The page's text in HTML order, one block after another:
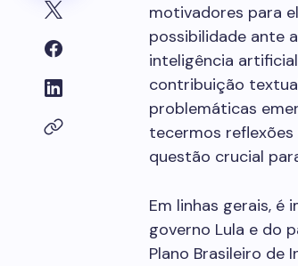
motivadores para
possibilidade ante
inteligência
contribuição
problemáticas
tecermos reflexões
questão crucial
Em linhas gerais,
governo Lula e do
Plano Brasileiro de